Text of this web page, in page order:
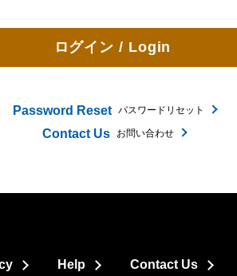
Password Reset パスワードリセット
Contact Us お問い合わせ
Help Contact Us